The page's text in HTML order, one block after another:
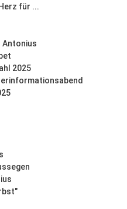
für ...
Antonius
2025